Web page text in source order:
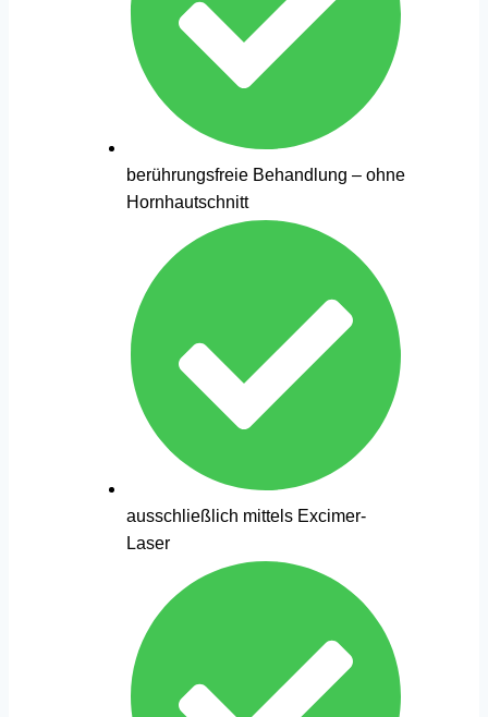
berührungsfreie Behandlung – ohne
Hornhautschnitt
ausschließlich mittels Excimer-
Laser